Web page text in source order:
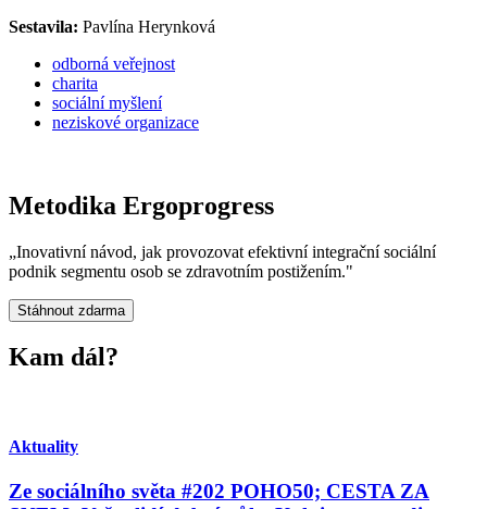
Sestavila: Pavlína Herynková
odborná veřejnost
charita
sociální myšlení
neziskové organizace
Metodika Ergoprogress
„Inovativní návod, jak provozovat efektivní integrační sociální
podnik segmentu osob se zdravotním postižením."
Stáhnout zdarma
Kam dál?
Aktuality
Ze sociálního světa #202 POHO50; CESTA ZA